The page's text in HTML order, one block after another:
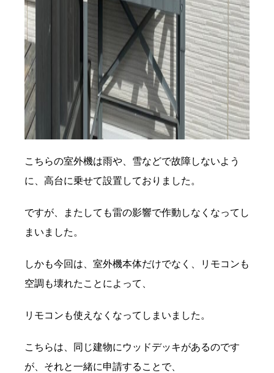
こちらの室外機は雨や、雪などで故障しないよう
に、高台に乗せて設置しておりました。
ですが、またしても雷の影響で作動しなくなってし
まいました。
しかも今回は、室外機本体だけでなく、リモコンも
空調も壊れたことによって、
リモコンも使えなくなってしまいました。
こちらは、同じ建物にウッドデッキがあるのです
が、それと一緒に申請することで、